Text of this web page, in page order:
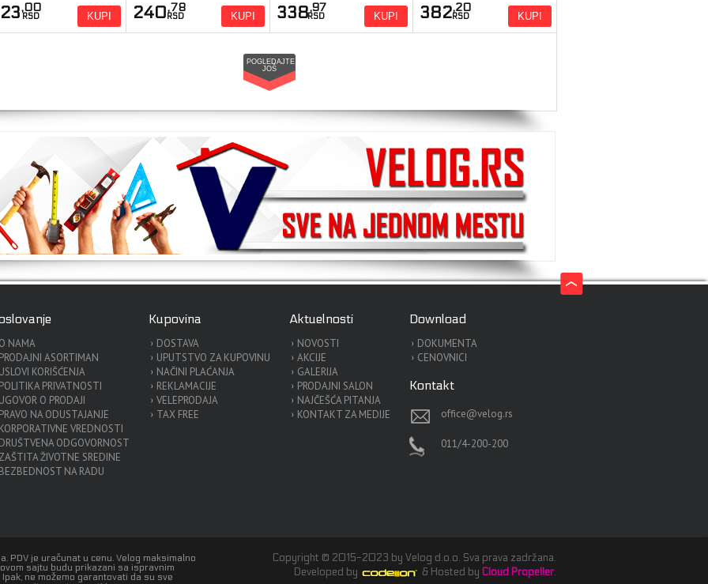
,00
RSD KUPI 240,78
RSD KUPI 338,97
RSD KUPI 382,20
RSD KUPI
POGLEDAJTE
JOŠ
NAMA
ASORTIMAN
KORIŠĆENJA
PRIVATNOSTI
O PRODAJI
NA ODUSTAJANJE
VREDNOSTI
ODGOVORNOST
ŽIVOTNE SREDINE
NA RADU
Kupovina
DOSTAVA
UPUTSTVO ZA KUPOVINU
NAČINI PLAĆANJA
REKLAMACIJE
VELEPRODAJA
TAX FREE
Aktuelnosti
NOVOSTI
AKCIJE
GALERIJA
PRODAJNI SALON
NAJČEŠĆA PITANJA
KONTAKT ZA MEDIJE
Download
DOKUMENTA
CENOVNICI
Kontakt
office@velog.rs
011/4-200-200
PDV je uračunat u cenu. Velog maksimalno
sajtu budu prikazani sa ispravnim
ne možemo garantovati da su sve
Copyright © 2015-2023 by Velog d.o.o. Sva prava zadržana.
Developed by
Codeion & Hosted by Cloud Propeller.